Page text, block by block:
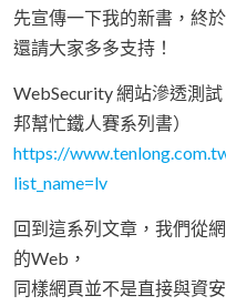
先宣傳一下我的新書，終
還請大家多多支持！
WebSecurity 網站滲透測
邦幫忙鐵人賽系列書）
https://
list_name=lv
回到這系列文章，我們從
的Web，
同樣網頁並不是直接與資